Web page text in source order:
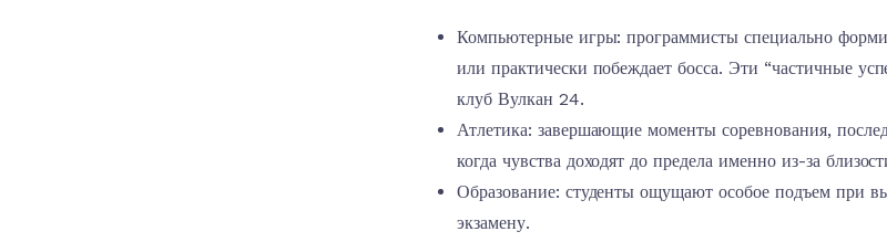
Компьютерные игры: программисты специально
или практически побеждает босса. Эти “частичные
клуб Вулкан 24.
Атлетика: завершающие моменты соревнования,
когда чувства доходят до предела именно из-за
Образование: студенты ощущают особое подъем при
экзамену.